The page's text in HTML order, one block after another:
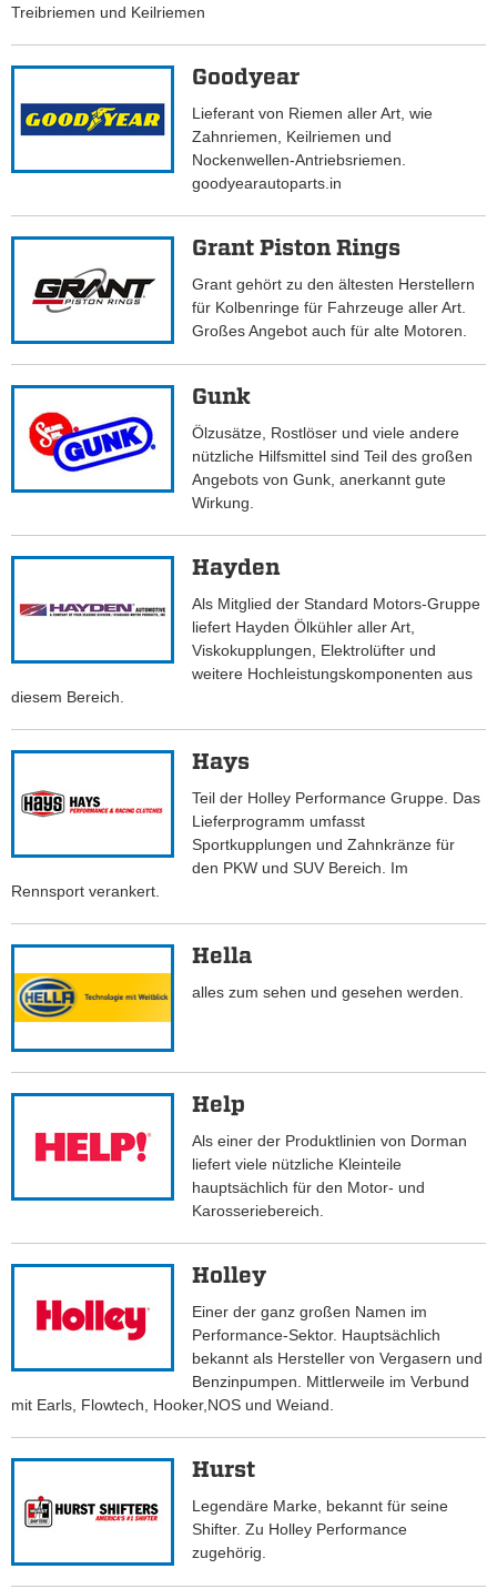
Treibriemen und Keilriemen
Goodyear
Lieferant von Riemen aller Art, wie
Zahnriemen, Keilriemen und
Nockenwellen-Antriebsriemen.
goodyearautoparts.in
Grant Piston Rings
Grant gehört zu den ältesten Herstellern
für Kolbenringe für Fahrzeuge aller Art.
Großes Angebot auch für alte Motoren.
Gunk
Ölzusätze, Rostlöser und viele andere
nützliche Hilfsmittel sind Teil des großen
Angebots von Gunk, anerkannt gute
Wirkung.
Hayden
Als Mitglied der Standard Motors-Gruppe
liefert Hayden Ölkühler aller Art,
Viskokupplungen, Elektrolüfter und
weitere Hochleistungskomponenten aus
diesem Bereich.
Hays
Teil der Holley Performance Gruppe. Das
Lieferprogramm umfasst
Sportkupplungen und Zahnkränze für
den PKW und SUV Bereich. Im
Rennsport verankert.
Hella
alles zum sehen und gesehen werden.
Help
Als einer der Produktlinien von Dorman
liefert viele nützliche Kleinteile
hauptsächlich für den Motor- und
Karosseriebereich.
Holley
Einer der ganz großen Namen im
Performance-Sektor. Hauptsächlich
bekannt als Hersteller von Vergasern und
Benzinpumpen. Mittlerweile im Verbund
mit Earls, Flowtech, Hooker,NOS und Weiand.
Hurst
Legendäre Marke, bekannt für seine
Shifter. Zu Holley Performance
zugehörig.